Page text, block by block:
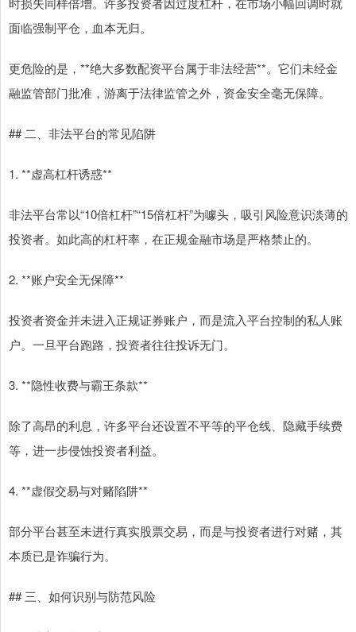
面临强制平仓，血本无归。
更危险的是，**绝大多数配资平台属于非法经营**。它们未经金
融监管部门批准，游离于法律监管之外，资金安全毫无保障。
## 二、非法平台的常见陷阱
1. **虚高杠杆诱惑**
非法平台常以“10倍杠杆”“15倍杠杆”为噱头，吸引风险意识淡薄的
投资者。如此高的杠杆率，在正规金融市场是严格禁止的。
2. **账户安全无保障**
投资者资金并未进入正规证券账户，而是流入平台控制的私人账
户。一旦平台跑路，投资者往往投诉无门。
3. **隐性收费与霸王条款**
除了高昂的利息，许多平台还设置不平等的平仓线、隐藏手续费
等，进一步侵蚀投资者利益。
4. **虚假交易与对赌陷阱**
部分平台甚至未进行真实股票交易，而是与投资者进行对赌，其
本质已是诈骗行为。
## 三、如何识别与防范风险